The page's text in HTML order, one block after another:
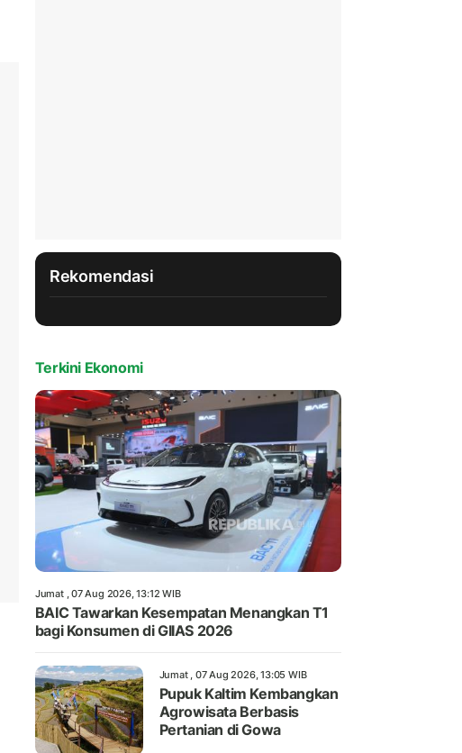
Rekomendasi
Terkini Ekonomi
Jumat , 07 Aug 2026, 13:12 WIB
BAIC Tawarkan Kesempatan Menangkan T1
bagi Konsumen di GIIAS 2026
Jumat , 07 Aug 2026, 13:05 WIB
Pupuk Kaltim Kembangkan
Agrowisata Berbasis
Pertanian di Gowa